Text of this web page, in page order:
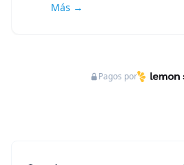
Más →
Pagos por